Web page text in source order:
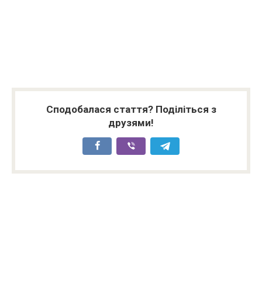
Сподобалася стаття? Поділіться з
друзями!